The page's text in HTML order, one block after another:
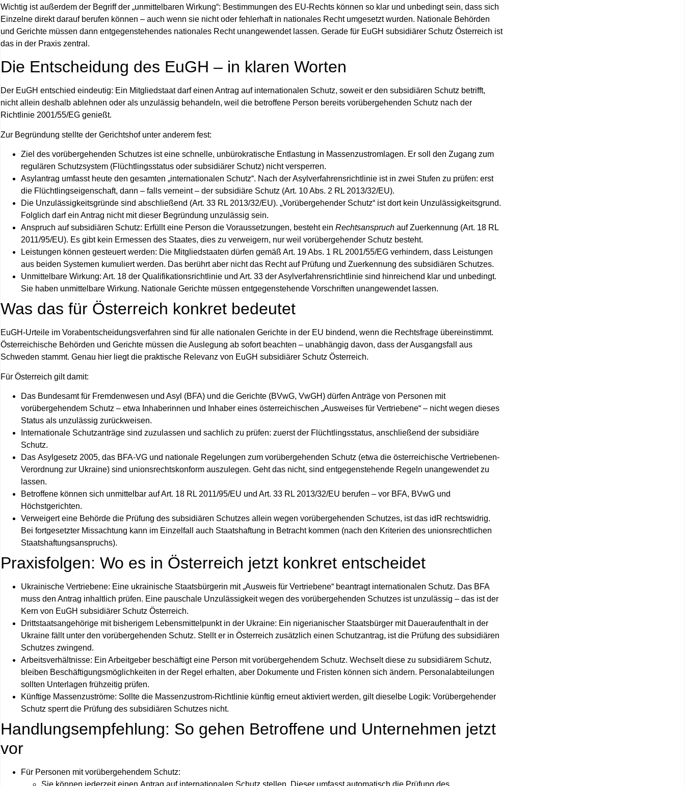
Wichtig ist außerdem der Begriff der „unmittelbaren Wirkung“: Bestimmungen des EU-Rechts können so klar und unbedingt sein, dass sich
Einzelne direkt darauf berufen können – auch wenn sie nicht oder fehlerhaft in nationales Recht umgesetzt wurden. Nationale Behörden
und Gerichte müssen dann entgegenstehendes nationales Recht unangewendet lassen. Gerade für EuGH subsidiärer Schutz Österreich ist
das in der Praxis zentral.
Die Entscheidung des EuGH – in klaren Worten
Der EuGH entschied eindeutig: Ein Mitgliedstaat darf einen Antrag auf internationalen Schutz, soweit er den subsidiären Schutz betrifft,
nicht allein deshalb ablehnen oder als unzulässig behandeln, weil die betroffene Person bereits vorübergehenden Schutz nach der
Richtlinie 2001/55/EG genießt.
Zur Begründung stellte der Gerichtshof unter anderem fest:
Ziel des vorübergehenden Schutzes ist eine schnelle, unbürokratische Entlastung in Massenzustromlagen. Er soll den Zugang zum
regulären Schutzsystem (Flüchtlingsstatus oder subsidiärer Schutz) nicht versperren.
Asylantrag umfasst heute den gesamten „internationalen Schutz“. Nach der Asylverfahrensrichtlinie ist in zwei Stufen zu prüfen: erst
die Flüchtlingseigenschaft, dann – falls verneint – der subsidiäre Schutz (Art. 10 Abs. 2 RL 2013/32/EU).
Die Unzulässigkeitsgründe sind abschließend (Art. 33 RL 2013/32/EU). „Vorübergehender Schutz“ ist dort kein Unzulässigkeitsgrund.
Folglich darf ein Antrag nicht mit dieser Begründung unzulässig sein.
Anspruch auf subsidiären Schutz: Erfüllt eine Person die Voraussetzungen, besteht ein Rechtsanspruch auf Zuerkennung (Art. 18 RL
2011/95/EU). Es gibt kein Ermessen des Staates, dies zu verweigern, nur weil vorübergehender Schutz besteht.
Leistungen können gesteuert werden: Die Mitgliedstaaten dürfen gemäß Art. 19 Abs. 1 RL 2001/55/EG verhindern, dass Leistungen
aus beiden Systemen kumuliert werden. Das berührt aber nicht das Recht auf Prüfung und Zuerkennung des subsidiären Schutzes.
Unmittelbare Wirkung: Art. 18 der Qualifikationsrichtlinie und Art. 33 der Asylverfahrensrichtlinie sind hinreichend klar und unbedingt.
Sie haben unmittelbare Wirkung. Nationale Gerichte müssen entgegenstehende Vorschriften unangewendet lassen.
Was das für Österreich konkret bedeutet
EuGH-Urteile im Vorabentscheidungsverfahren sind für alle nationalen Gerichte in der EU bindend, wenn die Rechtsfrage übereinstimmt.
Österreichische Behörden und Gerichte müssen die Auslegung ab sofort beachten – unabhängig davon, dass der Ausgangsfall aus
Schweden stammt. Genau hier liegt die praktische Relevanz von EuGH subsidiärer Schutz Österreich.
Für Österreich gilt damit:
Das Bundesamt für Fremdenwesen und Asyl (BFA) und die Gerichte (BVwG, VwGH) dürfen Anträge von Personen mit
vorübergehendem Schutz – etwa Inhaberinnen und Inhaber eines österreichischen „Ausweises für Vertriebene“ – nichtwegen dieses
Status als unzulässig zurückweisen.
Internationale Schutzanträge sind zuzulassen und sachlich zu prüfen: zuerst der Flüchtlingsstatus, anschließend der subsidiäre
Schutz.
Das Asylgesetz 2005, das BFA-VG und nationale Regelungen zum vorübergehenden Schutz (etwa die österreichische Vertriebenen-
Verordnung zur Ukraine) sind unionsrechtskonform auszulegen. Geht das nicht, sind entgegenstehende Regeln unangewendet zu
lassen.
Betroffene können sich unmittelbar auf Art. 18 RL 2011/95/EU und Art. 33 RL 2013/32/EU berufen – vor BFA, BVwG und
Höchstgerichten.
Verweigert eine Behörde die Prüfung des subsidiären Schutzes allein wegen vorübergehenden Schutzes, ist das idR rechtswidrig.
Bei fortgesetzter Missachtung kann im Einzelfall auch Staatshaftung in Betracht kommen (nach den Kriterien des unionsrechtlichen
Staatshaftungsanspruchs).
Praxisfolgen: Wo es in Österreich jetzt konkret entscheidet
Ukrainische Vertriebene: Eine ukrainische Staatsbürgerin mit „Ausweis für Vertriebene“ beantragt internationalen Schutz. Das BFA
muss den Antrag inhaltlich prüfen. Eine pauschale Unzulässigkeit wegen des vorübergehenden Schutzes ist unzulässig – das ist der
Kern von EuGH subsidiärer Schutz Österreich.
Drittstaatsangehörige mit bisherigem Lebensmittelpunkt in der Ukraine: Ein nigerianischer Staatsbürger mit Daueraufenthalt in der
Ukraine fällt unter den vorübergehenden Schutz. Stellt er in Österreich zusätzlich einen Schutzantrag, ist die Prüfung des subsidiären
Schutzes zwingend.
Arbeitsverhältnisse: Ein Arbeitgeber beschäftigt eine Person mit vorübergehendem Schutz. Wechselt diese zu subsidiärem Schutz,
bleiben Beschäftigungsmöglichkeiten in der Regel erhalten, aber Dokumente und Fristen können sich ändern. Personalabteilungen
sollten Unterlagen frühzeitig prüfen.
Künftige Massenzuströme: Sollte die Massenzustrom-Richtlinie künftig erneut aktiviert werden, gilt dieselbe Logik: Vorübergehender
Schutz sperrt die Prüfung des subsidiären Schutzes nicht.
Handlungsempfehlung: So gehen Betroffene und Unternehmen jetzt
vor
Für Personen mit vorübergehendem Schutz:
Sie können jederzeit einen Antrag auf internationalen Schutz stellen. Dieser umfasst automatisch die Prüfung des